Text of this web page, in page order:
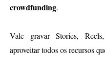
crowdfunding.
Vale gravar Stories,
aproveitar todos os recursos